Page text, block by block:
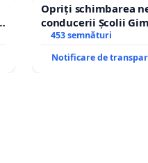
Opriți schimbarea
conducerii Școlii
453 semnături
Notificare de